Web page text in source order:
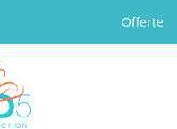
Offerte